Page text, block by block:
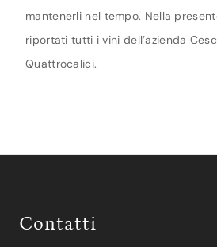
mantenerli nel tempo. Nella
riportati tutti i vini dell’azienda
Quattrocalici.
Contatti